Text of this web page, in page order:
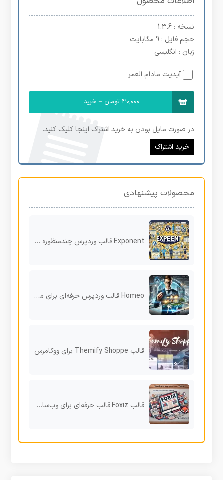
نسخه : 1.3.6
حجم فایل : 9 مگابایت
زبان : انگلیسی
آپدیت مادام العمر
40,000 تومان – خرید
در صورت مایل بودن به خرید اشتراک اینجا کلیک کنید.
خرید اشتراک
محصولات پیشنهادی
Exponent قالب وردپرس چندمنظوره مدرن برای کسب‌وکارهای حرفه‌ای
Homeo قالب وردپرس حرفه‌ای برای مشاوران املاک و مدیریت املاک
قالب Themify Shoppe برای ووکامرس
قالب Foxiz قالب حرفه‌ای برای وب‌سایت‌های خبری و مجله‌ای